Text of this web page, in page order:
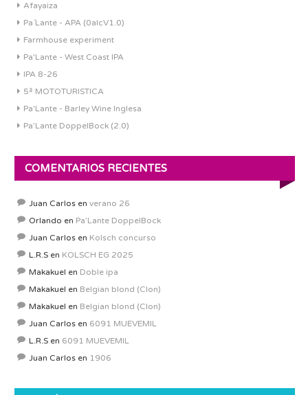
Afayaiza
Pa´Lante - APA (0alcV1.0)
Farmhouse experiment
Pa'Lante - West Coast IPA
IPA 8-26
5ª MOTOTURISTICA
Pa'Lante - Barley Wine Inglesa
Pa’Lante DoppelBock (2.0)
COMENTARIOS RECIENTES
Juan Carlos en verano 26
Orlando en Pa’Lante DoppelBock
Juan Carlos en Kolsch concurso
L.R.S en KOLSCH EG 2025
Makakuel en Doble ipa
Makakuel en Belgian blond (Clon)
Makakuel en Belgian blond (Clon)
Juan Carlos en 6091 MUEVEMIL
L.R.S en 6091 MUEVEMIL
Juan Carlos en 1906